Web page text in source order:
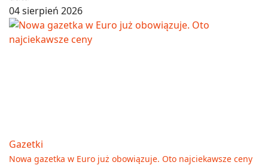
04 sierpień 2026
Gazetki
Nowa gazetka w Euro już obowiązuje. Oto najciekawsze ceny